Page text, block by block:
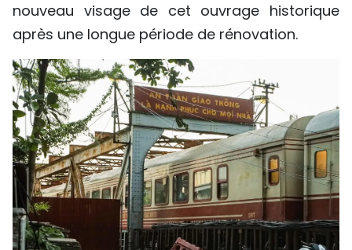
nouveau visage de cet ouvrage historique
après une longue période de rénovation.